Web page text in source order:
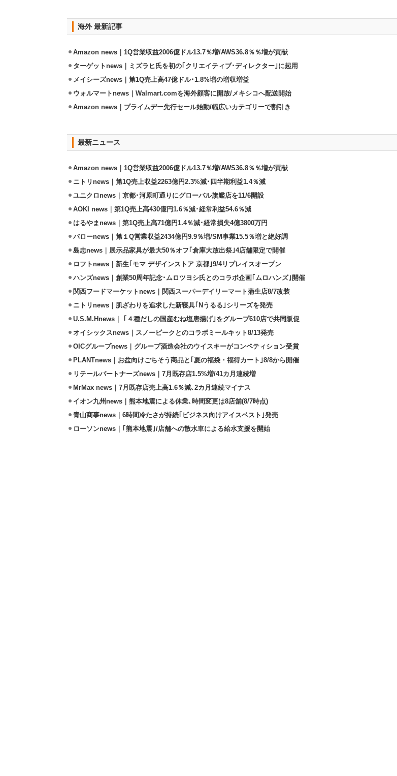
海外 最新記事
Amazon news｜1Q営業収益2006億ドル13.7％増/AWS36.8％％増が貢献
ターゲットnews｜ミズラヒ氏を初の｢クリエイティブ･ディレクター｣に起用
メイシーズnews｜第1Q売上高47億ドル･1.8%増の増収増益
ウォルマートnews｜Walmart.comを海外顧客に開放/メキシコへ配送開始
Amazon news｜プライムデー先行セール始動/幅広いカテゴリーで割引き
最新ニュース
Amazon news｜1Q営業収益2006億ドル13.7％増/AWS36.8％％増が貢献
ニトリnews｜第1Q売上収益2263億円2.3%減･四半期利益1.4％減
ユニクロnews｜京都･河原町通りにグローバル旗艦店を11/6開設
AOKI news｜第1Q売上高430億円1.6％減･経常利益54.6％減
はるやまnews｜第1Q売上高71億円1.4％減･経常損失4億3800万円
バローnews｜第１Q営業収益2434億円9.9％増/SM事業15.5％増と絶好調
島忠news｜展示品家具が最大50％オフ｢倉庫大放出祭｣4店舗限定で開催
ロフトnews｜新生｢モマ デザインストア 京都｣9/4リプレイスオープン
ハンズnews｜創業50周年記念･ムロツヨシ氏とのコラボ企画｢ムロハンズ｣開催
関西フードマーケットnews｜関西スーパーデイリーマート蒲生店8/7改装
ニトリnews｜肌ざわりを追求した新寝具｢Nうるる｣シリーズを発売
U.S.M.Hnews｜ ｢４種だしの国産むね塩唐揚げ｣をグループ610店で共同販促
オイシックスnews｜スノーピークとのコラボミールキット8/13発売
OICグループnews｜グループ酒造会社のウイスキーがコンペティション受賞
PLANTnews｜お盆向けごちそう商品と｢夏の福袋・福得カート｣8/8から開催
リテールパートナーズnews｜7月既存店1.5%増/41カ月連続増
MrMax news｜7月既存店売上高1.6％減､2カ月連続マイナス
イオン九州news｜熊本地震による休業､時間変更は8店舗(8/7時点)
青山商事news｜6時間冷たさが持続｢ビジネス向けアイスベスト｣発売
ローソンnews｜｢熊本地震｣/店舗への散水車による給水支援を開始